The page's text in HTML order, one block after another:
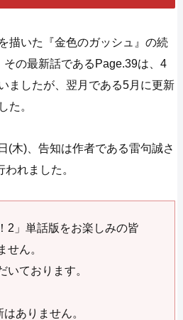
描いた『金色のガッシュ』の続
の最新話であるPage.39は、4
ましたが、翌月である5月に更新
た。
(木)、告知は作者である雷句誠さ
れました。
2」単話版をお楽しみの皆
せん。
いております。
ありません。